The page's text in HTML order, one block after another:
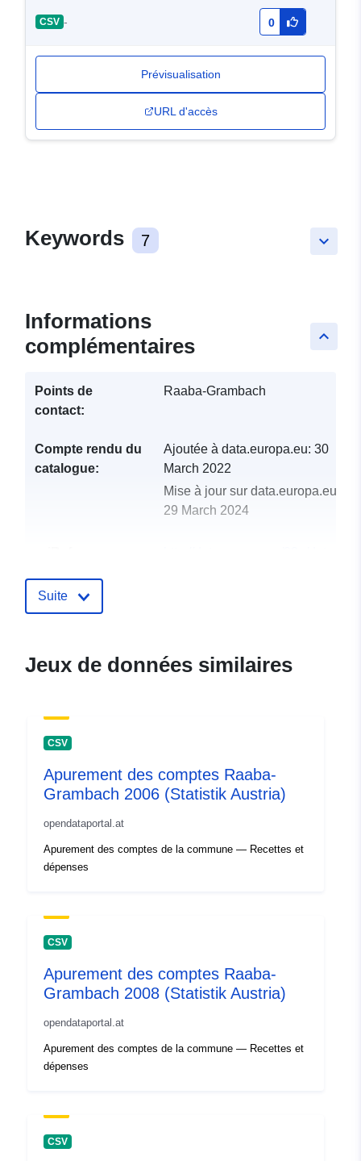
CSV - 0
Prévisualisation
URL d'accès
keyboard_arrow_down
Keywords 7
keyboard_arrow_up
Informations
complémentaires
Points de
contact:
Raaba-Grambach
Compte rendu du
catalogue:
Ajoutée à data.europa.eu: 30
March 2022
Mise à jour sur data.europa.eu:
29 March 2024
Suite
Jeux de données similaires
CSV
Apurement des comptes Raaba-
Grambach 2006 (Statistik Austria)
opendataportal.at
Apurement des comptes de la commune — Recettes et
dépenses
CSV
Apurement des comptes Raaba-
Grambach 2008 (Statistik Austria)
opendataportal.at
Apurement des comptes de la commune — Recettes et
dépenses
CSV